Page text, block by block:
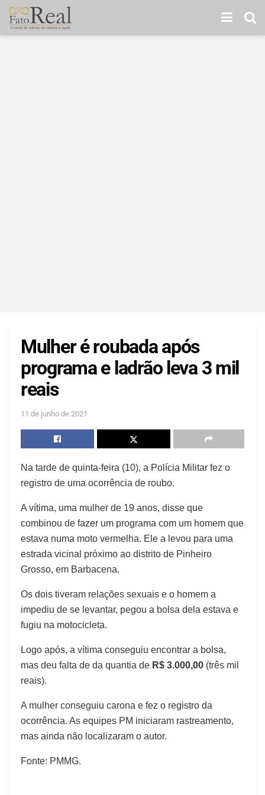
Mulher é roubada após
programa e ladrão leva 3 mil
reais
11 de junho de 2021
Na tarde de quinta-feira (10), a Polícia Militar fez o
registro de uma ocorrência de roubo.
A vítima, uma mulher de 19 anos, disse que
combinou de fazer um programa com um homem que
estava numa moto vermelha. Ele a levou para uma
estrada vicinal próximo ao distrito de Pinheiro
Grosso, em Barbacena.
Os dois tiveram relações sexuais e o homem a
impediu de se levantar, pegou a bolsa dela estava e
fugiu na motocicleta.
Logo após, a vítima conseguiu encontrar a bolsa,
mas deu falta de da quantia de R$ 3.000,00 (três mil
reais).
A mulher conseguiu carona e fez o registro da
ocorrência. As equipes PM iniciaram rastreamento,
mas ainda não localizaram o autor.
Fonte: PMMG.